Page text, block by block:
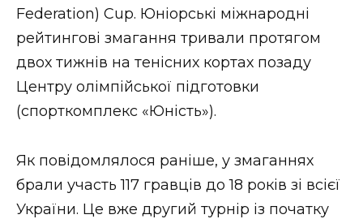
ЗАКАРПАТСЬКІ НОВИНИ
ФОТО
Federation) Cup. Юніорські міжнародні
рейтингові змагання тривали протягом
двох тижнів на тенісних кортах позаду
Центру олімпійської підготовки
(спорткомплекс «Юність»).
Як повідомлялося раніше, у змаганнях
брали участь 117 гравців до 18 років зі всієї
України. Це вже другий турнір із початку